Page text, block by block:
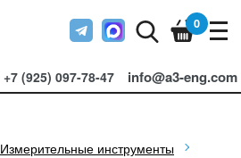
+7 (925) 097-78-47 info@a3-eng.com
0
Измерительные инструменты